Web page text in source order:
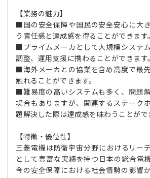
【業務の魅力】
■国の安全保障や国民の安全安心に大
う責任感と達成感を得ることができます。
■プライムメーカとして大規模システ
調整、運用支援に携わることができます。
■海外メーカとの協業を含め高度で最
触れることができます。
■難易度の高いシステムも多く、問題
場合もありますが、関連するステーク
題解決した際は達成感を味わうことがで
【特徴・優位性】
三菱電機は防衛宇宙分野におけるリー
として豊富な実績を持つ日本の総合電
今の安全保障における社会情勢の影響